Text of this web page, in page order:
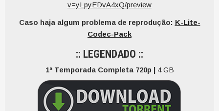
v=yLpyEDvA4xQ/preview
Caso haja algum problema de reprodução: K-Lite-
Codec-Pack
:: LEGENDADO ::
1ª Temporada Completa 720p | 4 GB